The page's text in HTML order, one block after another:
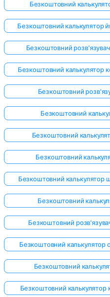
Безкоштовний
Безкоштовний калькулятор
Безкоштовний
Безкоштовний калькулятор
Безкоштовний
Безкоштовний
Безкоштовний
Безкоштовний
Безкоштовний калькулятор
Безкоштовний
Безкоштовний
Безкоштовний калькулятор
Безкоштовний
Безкоштовний калькулятор